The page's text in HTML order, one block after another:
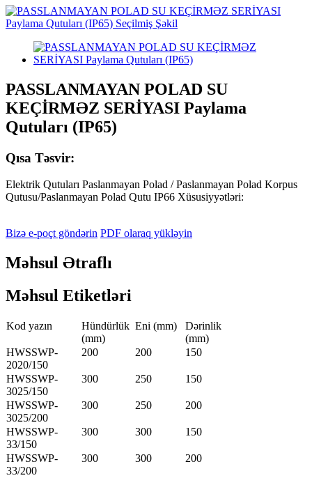
PASSLANMAYAN POLAD SU
KEÇİRMƏZ SERİYASI Paylama
Qutuları (IP65)
Qısa Təsvir:
Elektrik Qutuları Paslanmayan Polad / Paslanmayan Polad Korpus
Qutusu/Paslanmayan Polad Qutu IP66 Xüsusiyyətləri:
Bizə e-poçt göndərin PDF olaraq yükləyin
Məhsul Ətraflı
Məhsul Etiketləri
Kod yazın
Hündürlük
(mm)
Eni (mm)
Dərinlik
(mm)
HWSSWP-
2020/150
200 200 150
HWSSWP-
3025/150
300 250 150
HWSSWP-
3025/200
300 250 200
HWSSWP-
33/150
300 300 150
HWSSWP-
33/200
300 300 200